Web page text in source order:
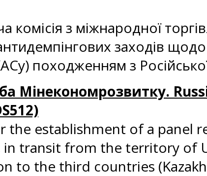
комісія з міжнародної
заходів
походженням з
Мінекономрозвитку.
establishment of a panel
transit from the territory of
to the third countries